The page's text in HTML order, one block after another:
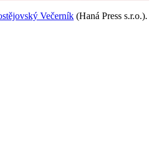
Večerník (Haná Press s.r.o.).